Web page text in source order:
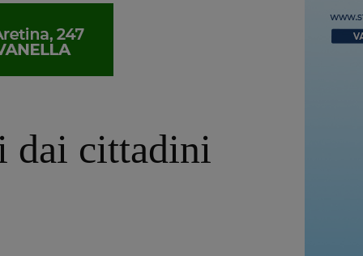
dai cittadini